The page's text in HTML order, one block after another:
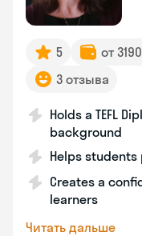
5 от
3 отзыва
Holds a TEFL
background
Helps students
Creates a
learners
Читать дальше